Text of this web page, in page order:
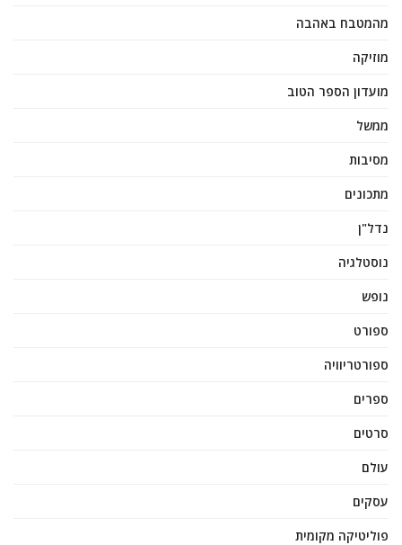
מהמטבח באהבה
מוזיקה
מועדון הספר הטוב
ממשל
מסיבות
מתכונים
נדל"ן
נוסטלגיה
נופש
ספורט
ספורטריוויה
ספרים
סרטים
עולם
עסקים
פוליטיקה מקומית